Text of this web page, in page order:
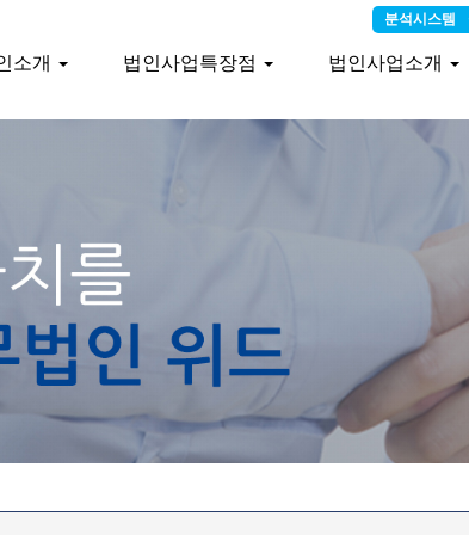
분석시스템
소개 법인사업특장점 법인사업소개